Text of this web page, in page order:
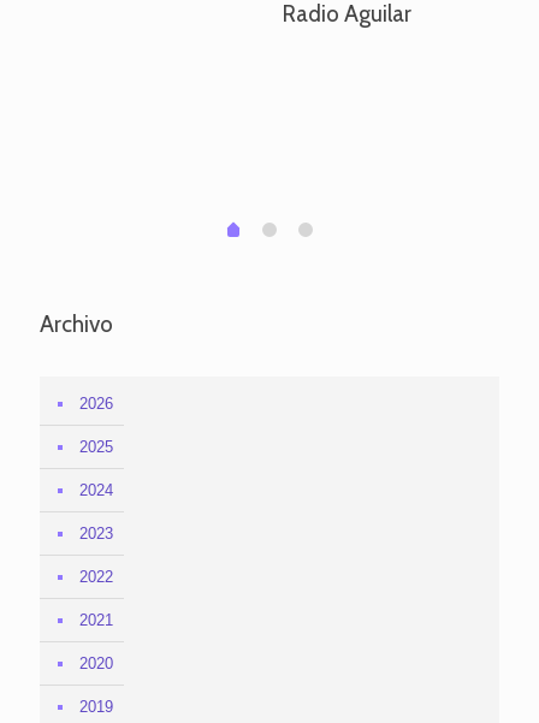
Radio Aguilar
0 1 2
Archivo
2026
2025
2024
2023
2022
2021
2020
2019